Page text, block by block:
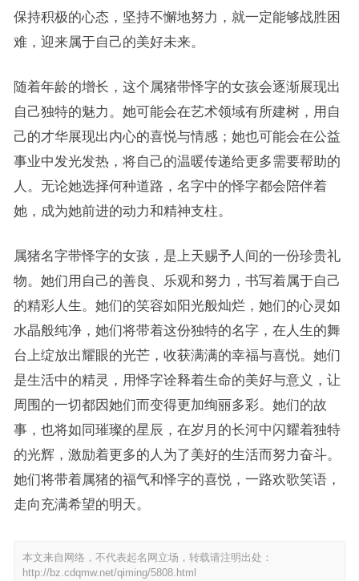
保持积极的心态，坚持不懈地努力，就一定能够战胜困
难，迎来属于自己的美好未来。
随着年龄的增长，这个属猪带怿字的女孩会逐渐展现出
自己独特的魅力。她可能会在艺术领域有所建树，用自
己的才华展现出内心的喜悦与情感；她也可能会在公益
事业中发光发热，将自己的温暖传递给更多需要帮助的
人。无论她选择何种道路，名字中的怿字都会陪伴着
她，成为她前进的动力和精神支柱。
属猪名字带怿字的女孩，是上天赐予人间的一份珍贵礼
物。她们用自己的善良、乐观和努力，书写着属于自己
的精彩人生。她们的笑容如阳光般灿烂，她们的心灵如
水晶般纯净，她们将带着这份独特的名字，在人生的舞
台上绽放出耀眼的光芒，收获满满的幸福与喜悦。她们
是生活中的精灵，用怿字诠释着生命的美好与意义，让
周围的一切都因她们而变得更加绚丽多彩。她们的故
事，也将如同璀璨的星辰，在岁月的长河中闪耀着独特
的光辉，激励着更多的人为了美好的生活而努力奋斗。
她们将带着属猪的福气和怿字的喜悦，一路欢歌笑语，
走向充满希望的明天。
本文来自网络，不代表起名网立场，转载请注明出处：
http://bz.cdqmw.net/qiming/5808.html